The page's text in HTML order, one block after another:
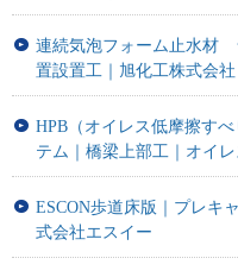
連続気泡フォーム止水材
置設置工｜旭化工株式会社
HPB（オイレス低摩擦す
テム｜橋梁上部工｜オイ
ESCON歩道床版｜プレキ
式会社エスイー